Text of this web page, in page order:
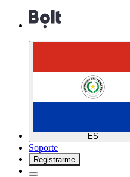
ES
Soporte
Registrarme